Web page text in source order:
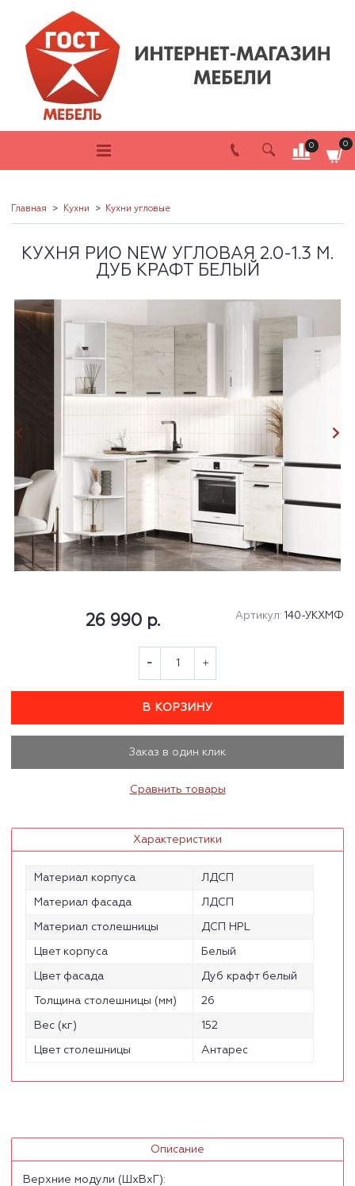
0 0
Главная Кухни Кухни угловые
КУХНЯ РИО NEW УГЛОВАЯ 2.0-1.3 М.
ДУБ КРАФТ БЕЛЫЙ
Артикул: 140-УКХМФ
26 990 р.
В КОРЗИНУ
Заказ в один клик
Сравнить товары
Характеристики
Материал корпуса ЛДСП
Материал фасада ЛДСП
Материал столешницы ДСП HPL
Цвет корпуса Белый
Цвет фасада Дуб крафт белый
Толщина столешницы (мм) 26
Вес (кг) 152
Цвет столешницы Антарес
Описание
Верхние модули (ШхВхГ):